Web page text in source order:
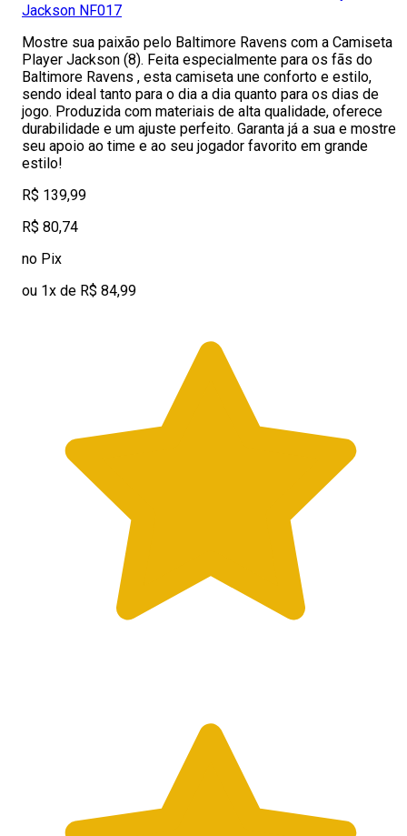
Jackson NF017
Mostre sua paixão pelo Baltimore Ravens com a Camiseta
Player Jackson (8). Feita especialmente para os fãs do
Baltimore Ravens , esta camiseta une conforto e estilo,
sendo ideal tanto para o dia a dia quanto para os dias de
jogo. Produzida com materiais de alta qualidade, oferece
durabilidade e um ajuste perfeito. Garanta já a sua e mostre
seu apoio ao time e ao seu jogador favorito em grande
estilo!
R$ 139,99
R$ 80,74
no Pix
ou 1x de R$ 84,99